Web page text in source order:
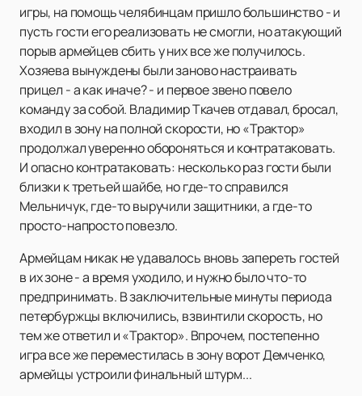
игры, на помощь челябинцам пришло большинство - и
пусть гости его реализовать не смогли, но атакующий
порыв армейцев сбить у них все же получилось.
Хозяева вынуждены были заново настраивать
прицел - а как иначе? - и первое звено повело
команду за собой. Владимир Ткачев отдавал, бросал,
входил в зону на полной скорости, но «Трактор»
продолжал уверенно обороняться и контратаковать.
И опасно контратаковать: несколько раз гости были
близки к третьей шайбе, но где-то справился
Мельничук, где-то выручили защитники, а где-то
просто-напросто повезло.
Армейцам никак не удавалось вновь запереть гостей
в их зоне - а время уходило, и нужно было что-то
предпринимать. В заключительные минуты периода
петербуржцы включились, взвинтили скорость, но
тем же ответил и «Трактор». Впрочем, постепенно
игра все же переместилась в зону ворот Демченко,
армейцы устроили финальный штурм...